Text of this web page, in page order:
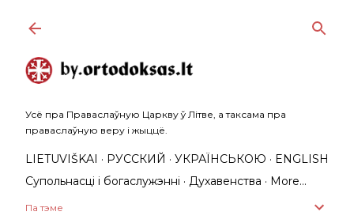
Усё пра Праваслаўную Царкву ў Літве, а таксама пра
праваслаўную веру і жыццё.
LIETUVIŠKAI РУССКИЙ УКРАЇНСЬКОЮ
ENGLISH
Супольнасці і богаслужэнні
Духавенства More…
Па тэме